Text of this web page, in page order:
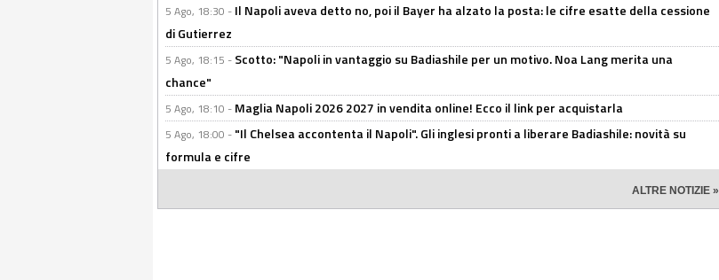
5 Ago, 18:30 - Il Napoli aveva detto no, poi il Bayer ha alzato la posta: le cifre esatte della cessione
di Gutierrez
5 Ago, 18:15 - Scotto: "Napoli in vantaggio su Badiashile per un motivo. Noa Lang merita una
chance"
5 Ago, 18:10 - Maglia Napoli 2026 2027 in vendita online! Ecco il link per acquistarla
5 Ago, 18:00 - "Il Chelsea accontenta il Napoli". Gli inglesi pronti a liberare Badiashile: novità su
formula e cifre
ALTRE NOTIZIE »